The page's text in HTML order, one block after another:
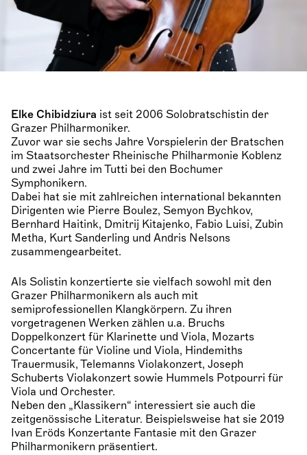
Elke Chibidziura ist seit 2006 Solobratschistin der
Grazer Philharmoniker.
Zuvor war sie sechs Jahre Vorspielerin der Bratschen
im Staatsorchester Rheinische Philharmonie Koblenz
und zwei Jahre im Tutti bei den Bochumer
Symphonikern.
Dabei hat sie mit zahlreichen international bekannten
Dirigenten wie Pierre Boulez, Semyon Bychkov,
Bernhard Haitink, Dmitrij Kitajenko, Fabio Luisi, Zubin
Metha, Kurt Sanderling und Andris Nelsons
zusammengearbeitet.
Als Solistin konzertierte sie vielfach sowohl mit den
Grazer Philharmonikern als auch mit
semiprofessionellen Klangkörpern. Zu ihren
vorgetragenen Werken zählen u.a. Bruchs
Doppelkonzert für Klarinette und Viola, Mozarts
Concertante für Violine und Viola, Hindemiths
Trauermusik, Telemanns Violakonzert, Joseph
Schuberts Violakonzert sowie Hummels Potpourri für
Viola und Orchester.
Neben den „Klassikern“ interessiert sie auch die
zeitgenössische Literatur. Beispielsweise hat sie 2019
Ivan Eröds Konzertante Fantasie mit den Grazer
Philharmonikern präsentiert.